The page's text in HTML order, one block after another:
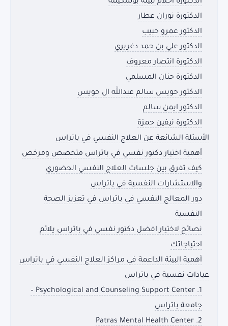
الدكتورة نوران عطار
الدكتور عمرو حبيب
الدكتور علي بن حمد دغريري
الدكتورة انتصار معروف
الدكتورة حنان المسلمي
الدكتور حويس سالم عبدالله ال حويس
الدكتور ايمن سالم
الدكتورة نيفين حمزة
الأسئلة الشائعة عن العلاج النفسي في باتراس
أهمية اختيار دكتور نفسي في باتراس متخصص ومرخص
كيف تفرق بين جلسات العلاج النفسي الحضوري
والاستشارات النفسية في باتراس
دور المعالج النفسي في باتراس في تعزيز الصحة
النفسية
نصائح لاختيار افضل دكتور نفسي في باتراس يلائم
احتياجاتك
أهمية البيئة الداعمة في مراكز العلاج النفسي في باتراس
عيادات نفسية في باتراس
1. Psychological and Counseling Support Center –
جامعة باتراس
2. Patras Mental Health Center